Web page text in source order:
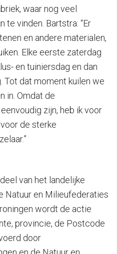
waar nog veel
te vinden. Bartstra: “Er
en andere materialen,
Elke eerste zaterdag
en tuiniersdag en dan
Tot dat moment kuilen we
in. Omdat de
zijn, heb ik voor
de sterke
van het landelijke
Natuur en Milieufederaties
wordt de actie
provincie, de Postcode
door